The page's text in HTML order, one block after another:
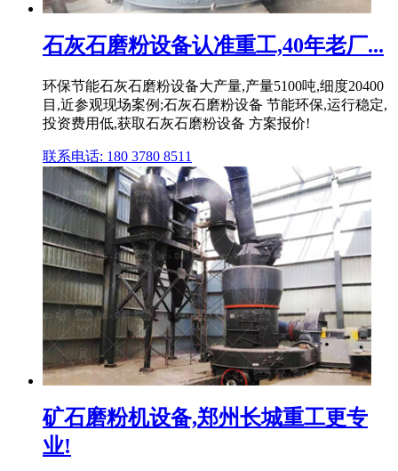
石灰石磨粉设备认准重工,40年老厂...
环保节能石灰石磨粉设备大产量,产量5100吨,细度20400
目,近参观现场案例;石灰石磨粉设备 节能环保,运行稳定,
投资费用低,获取石灰石磨粉设备 方案报价!
联系电话: 180 3780 8511
矿石磨粉机设备,郑州长城重工更专
业!